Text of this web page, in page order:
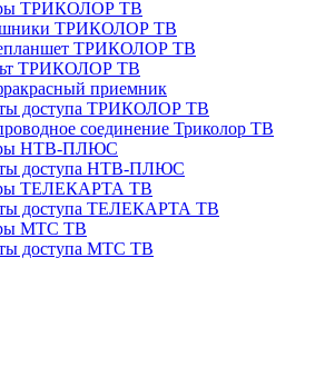
ТРИКОЛОР ТВ
ТРИКОЛОР ТВ
ТРИКОЛОР ТВ
ТРИКОЛОР ТВ
приемник
доступа ТРИКОЛОР ТВ
соединение Триколор ТВ
НТВ-ПЛЮС
доступа НТВ-ПЛЮС
ТЕЛЕКАРТА ТВ
доступа ТЕЛЕКАРТА ТВ
МТС ТВ
доступа МТС ТВ